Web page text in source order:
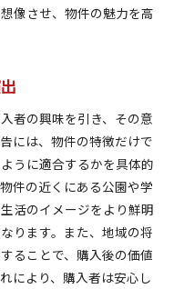
像させ、物件の魅力を高
者の興味を引き、その意
には、物件の特徴だけで
うに適合するかを具体的
件の近くにある公園や学
活のイメージをより鮮明
ります。また、地域の将
ることで、購入後の価値
により、購入者は安心し